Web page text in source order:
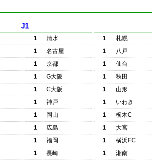
J1
1
清水
1
名古屋
1
京都
1
G大阪
1
C大阪
1
神戸
1
岡山
1
広島
1
福岡
1 長崎
1 札幌
1
八戸
1
仙台
1
秋田
1
山形
1
いわき
1
栃木C
1
大宮
1
横浜FC
1
湘南